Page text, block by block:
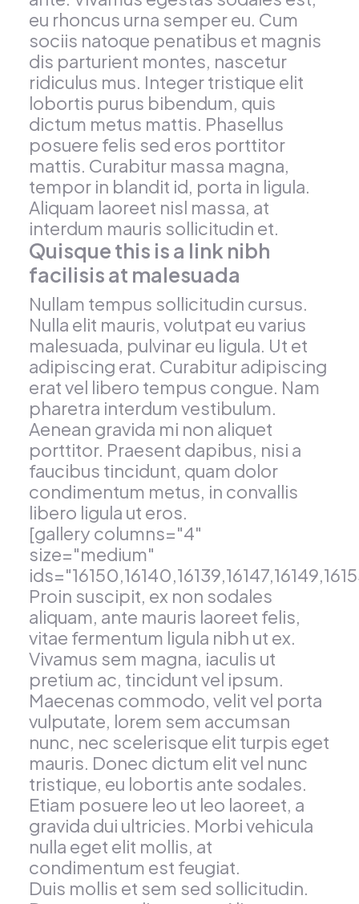
eu rhoncus urna semper eu. Cum
sociis natoque penatibus et magnis
dis parturient montes, nascetur
ridiculus mus. Integer tristique elit
lobortis purus bibendum, quis
dictum metus mattis. Phasellus
posuere felis sed eros porttitor
mattis. Curabitur massa magna,
tempor in blandit id, porta in ligula.
Aliquam laoreet nisl massa, at
interdum mauris sollicitudin et.
Quisque this is a link nibh
facilisis at malesuada
Nullam tempus sollicitudin cursus.
Nulla elit mauris, volutpat eu varius
malesuada, pulvinar eu ligula. Ut et
adipiscing erat. Curabitur adipiscing
erat vel libero tempus congue. Nam
pharetra interdum vestibulum.
Aenean gravida mi non aliquet
porttitor. Praesent dapibus, nisi a
faucibus tincidunt, quam dolor
condimentum metus, in convallis
libero ligula ut eros.
[gallery columns="4"
size="medium"
Proin suscipit, ex non sodales
aliquam, ante mauris laoreet felis,
vitae fermentum ligula nibh ut ex.
Vivamus sem magna, iaculis ut
pretium ac, tincidunt vel ipsum.
Maecenas commodo, velit vel porta
vulputate, lorem sem accumsan
nunc, nec scelerisque elit turpis eget
mauris. Donec dictum elit vel nunc
tristique, eu lobortis ante sodales.
Etiam posuere leo ut leo laoreet, a
gravida dui ultricies. Morbi vehicula
nulla eget elit mollis, at
condimentum est feugiat.
Duis mollis et sem sed sollicitudin.